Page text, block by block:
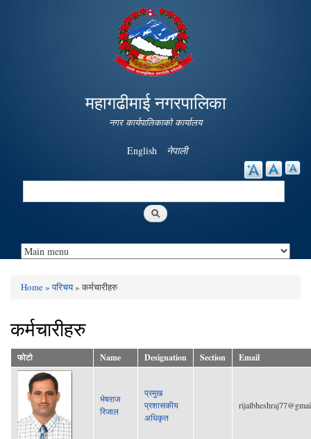
Skip to
main
content
महागढीमाई नगरपालिका
नगर कार्यपालिकाको कार्यालय
English नेपाली
Search
Home»परिचय» कर्मचारीहरु
कर्मचारीहरु
फोटो Name Designation Section Email
भेषराज
रिजाल
प्रमुख
प्रशासकीय
अधिकृत